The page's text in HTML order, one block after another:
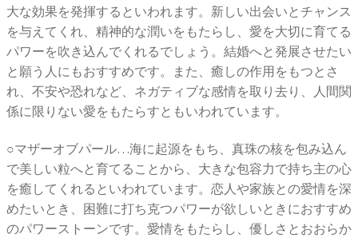
大な効果を発揮するといわれます。新しい出会いとチャンス
を与えてくれ、精神的な潤いをもたらし、愛を大切に育てる
パワーを吹き込んでくれるでしょう。結婚へと発展させたい
と願う人にもおすすめです。また、癒しの作用をもつとさ
れ、不安や恐れなど、ネガティブな感情を取り去り、人間関
係に限りない愛をもたらすともいわれています。
○マザーオブパール…海に起源をもち、真珠の核を包み込ん
で美しい粒へと育てることから、大きな包容力で持ち主の心
を癒してくれるといわれています。恋人や家族との愛情を深
めたいとき、困難に打ち克つパワーが欲しいときにおすすめ
のパワーストーンです。愛情をもたらし、優しさとおおらか